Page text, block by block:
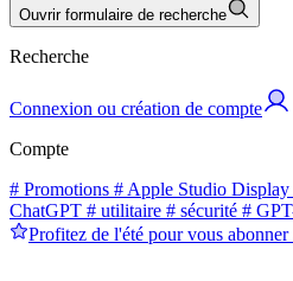
Ouvrir formulaire de recherche
Recherche
Connexion ou création de compte
Compte
# Promotions # Apple Studio Display
ChatGPT # utilitaire # sécurité #
Profitez de l'été pour vous